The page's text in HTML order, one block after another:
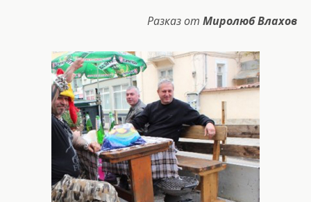
Разказ от Миролюб Влахов